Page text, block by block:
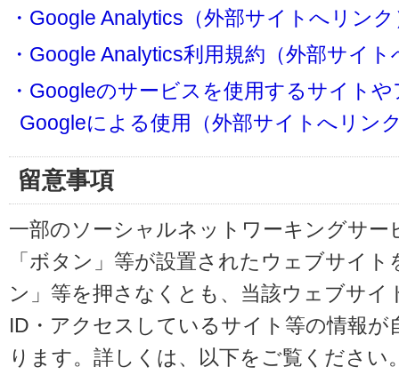
・Google Analytics（外部サイトへリンク
・Google Analytics利用規約（外部サイ
・Googleのサービスを使用するサイト
Googleによる使用（外部サイトへリン
留意事項
一部のソーシャルネットワーキングサー
「ボタン」等が設置されたウェブサイ
ン」等を押さなくとも、当該ウェブサイ
ID・アクセスしているサイト等の情報
ります。詳しくは、以下をご覧ください